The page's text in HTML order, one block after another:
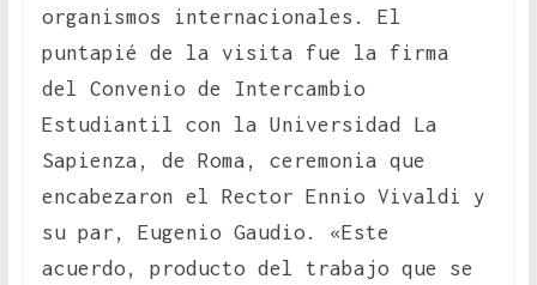
organismos internacionales. El
puntapié de la visita fue la firma
del Convenio de Intercambio
Estudiantil con la Universidad La
Sapienza, de Roma, ceremonia que
encabezaron el Rector Ennio Vivaldi y
su par, Eugenio Gaudio. «Este
acuerdo, producto del trabajo que se